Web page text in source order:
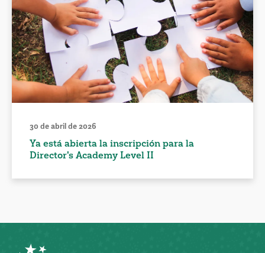
30 de abril de 2026
Ya está abierta la inscripción para la
Director's Academy Level II